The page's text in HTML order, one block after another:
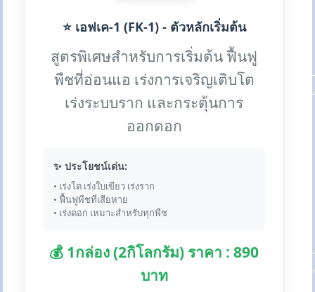
⭐ เอฟเค-1 (FK-1) - ตัวหลักเริ่มต้น
สูตรพิเศษสำหรับการเริ่มต้น ฟื้นฟู
พืชที่อ่อนแอ เร่งการเจริญเติบโต
เร่งระบบราก และกระตุ้นการ
ออกดอก
✨ ประโยชน์เด่น:
• เร่งโต เร่งใบเขียว เร่งราก
• ฟื้นฟูพืชที่เสียหาย
• เร่งดอก เหมาะสำหรับทุกพืช
💰 1กล่อง (2กิโลกรัม) ราคา : 890
บาท